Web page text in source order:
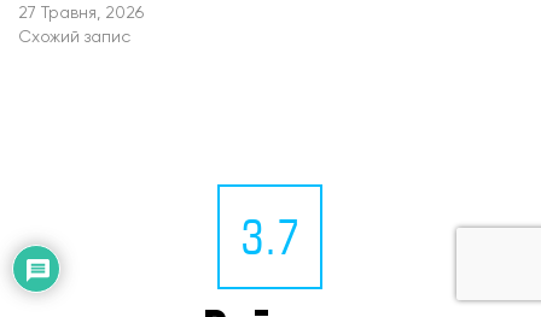
27 Травня, 2026
Схожий запис
3.7